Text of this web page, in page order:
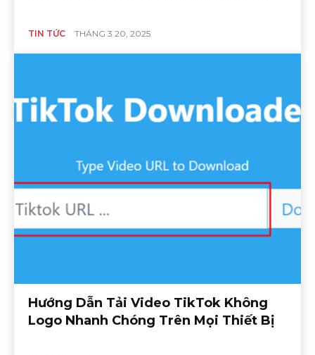
TIN TỨC THÁNG 3 20, 2025
Hướng Dẫn Tải Video TikTok Không
Logo Nhanh Chóng Trên Mọi Thiết Bị